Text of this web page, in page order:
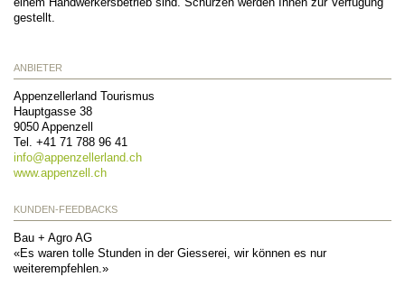
gestellt.
ANBIETER
Appenzellerland Tourismus
Hauptgasse 38
9050 Appenzell
Tel. +41 71 788 96 41
info@appenzellerland.ch
www.appenzell.ch
KUNDEN-FEEDBACKS
Bau + Agro AG
«Es waren tolle Stunden in der Giesserei, wir können es nur
weiterempfehlen.»